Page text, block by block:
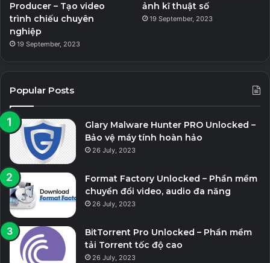
Producer – Tạo video
trình chiếu chuyên
nghiệp
19 September, 2023
ảnh kĩ thuật số
19 September, 2023
Popular Posts
Glary Malware Hunter PRO Unlocked –
Bảo vệ máy tính hoàn hảo
26 July, 2023
Format Factory Unlocked – Phần mềm
chuyển đổi video, audio đa năng
26 July, 2023
BitTorrent Pro Unlocked – Phần mềm
tải Torrent tốc độ cao
26 July, 2023